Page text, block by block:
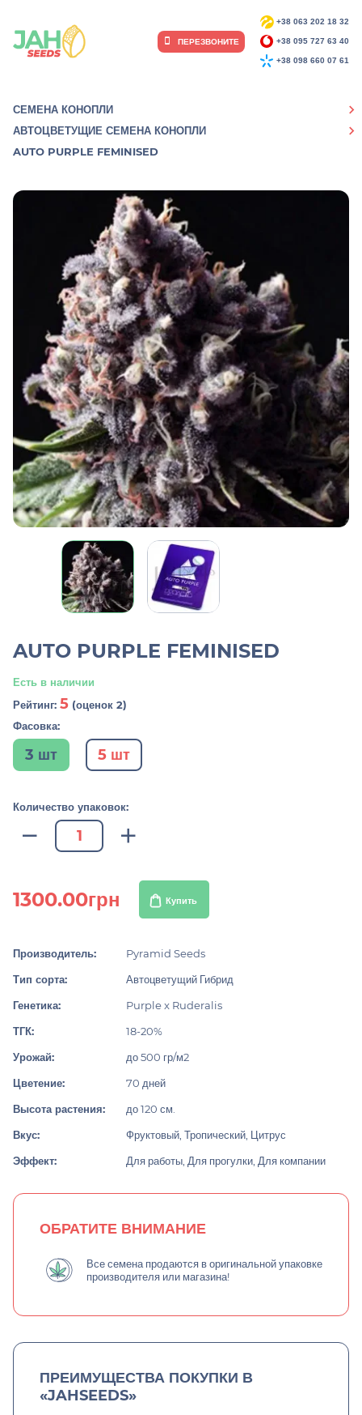
+38 063 202 18 32
+38 095 727 63 40
+38 098 660 07 61
ПЕРЕЗВОНИТЕ
СЕМЕНА КОНОПЛИ
АВТОЦВЕТУЩИЕ СЕМЕНА КОНОПЛИ
AUTO PURPLE FEMINISED
AUTO PURPLE FEMINISED
Есть в наличии
Рейтинг: 5 (оценок 2)
Фасовка:
3 шт 5 шт
Количество упаковок:
1300.00грн Купить
Производитель:
Pyramid Seeds
Тип сорта:
Автоцветущий Гибрид
Генетика:
Purple x Ruderalis
ТГК:
18-20%
Урожай:
до 500 гр/м2
Цветение:
70 дней
Высота растения:
до 120 см.
Вкус:
Фруктовый, Тропический, Цитрус
Эффект:
Для работы, Для прогулки, Для компании
ОБРАТИТЕ ВНИМАНИЕ
Все семена продаются в оригинальной упаковке
производителя или магазина!
ПРЕИМУЩЕСТВА ПОКУПКИ В
«JAHSEEDS»